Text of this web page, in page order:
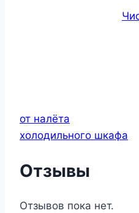
от налёта
холодильного шкафа
Отзывы
Отзывов пока нет.